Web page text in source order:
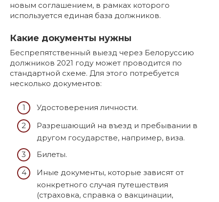
новым соглашением, в рамках которого
используется единая база должников.
Какие документы нужны
Беспрепятственный выезд через Белоруссию
должников 2021 году может проводится по
стандартной схеме. Для этого потребуется
несколько документов:
Удостоверения личности.
Разрешающий на въезд и пребывании в
другом государстве, например, виза.
Билеты.
Иные документы, которые зависят от
конкретного случая путешествия
(страховка, справка о вакцинации,